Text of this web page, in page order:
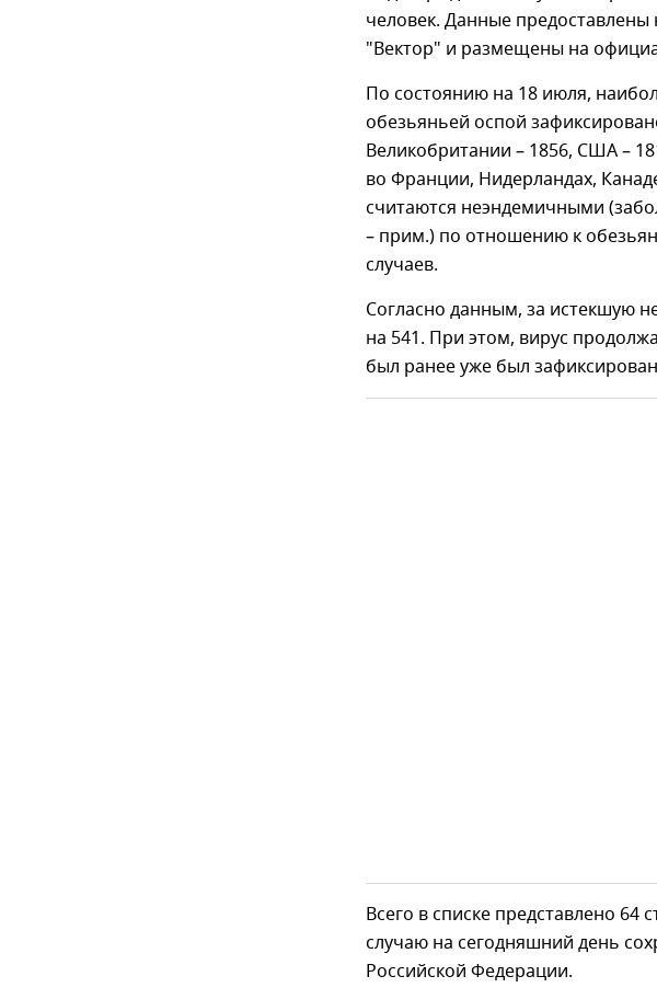
человек. Данные
"Вектор" и размещены на
По состоянию на 18 июля,
обезьяньей оспой
Великобритании – 1856, США –
во Франции, Нидерландах,
считаются неэндемичными
– прим.) по отношению к
случаев.
Согласно данным, за истекшую
на 541. При этом, вирус
был ранее уже был
Всего в списке представлено
случаю на сегодняшний день
Российской Федерации.